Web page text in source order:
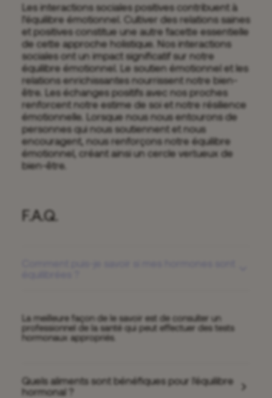
Les interactions sociales positives contribuent à
l’équilibre émotionnel. Cultiver des relations saines
et positives constitue une autre facette essentielle
de cette approche holistique. Nos interactions
sociales ont un impact significatif sur notre
équilibre émotionnel. Le soutien émotionnel et les
relations enrichissantes nourrissent notre bien-
être. Les échanges positifs avec nos proches
renforcent notre estime de soi et notre résilience
émotionnelle. Lorsque nous nous entourons de
personnes qui nous soutiennent et nous
encouragent, nous renforçons notre équilibre
émotionnel, créant ainsi un cercle vertueux de
bien-être.
F.A.Q.
La meilleure façon de le savoir est de consulter un
professionnel de la santé qui peut effectuer des tests
hormonaux appropriés.
Quels aliments sont bénéfiques pour l'équilibre
hormonal ?